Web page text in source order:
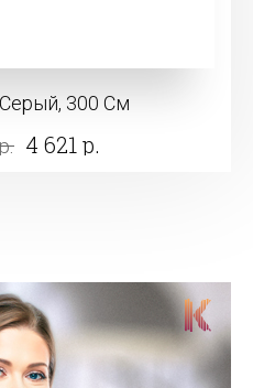
300 См
4 621 р.